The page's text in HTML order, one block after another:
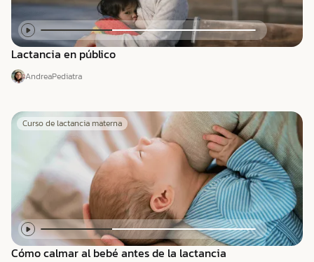
Lactancia en público
AndreaPediatra
Curso de lactancia materna
Cómo calmar al bebé antes de la lactancia